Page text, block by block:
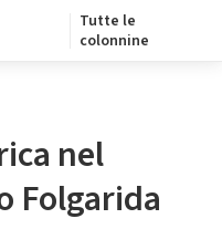
Tutte le
colonnine
nel
Folgarida